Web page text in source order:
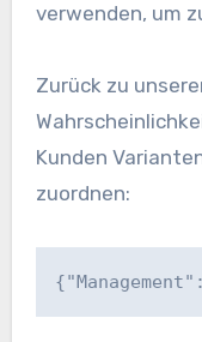
verwenden, um
Zurück zu
Kunden
zuordnen: